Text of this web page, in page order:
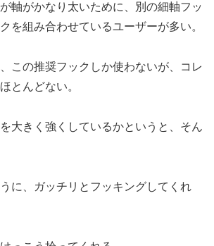
軸がかなり太いために、別の細軸フッ
を組み合わせているユーザーが多い。
この推奨フックしか使わないが、コレ
とんどない。
大きく強くしているかというと、そん
に、ガッチリとフッキングしてくれ